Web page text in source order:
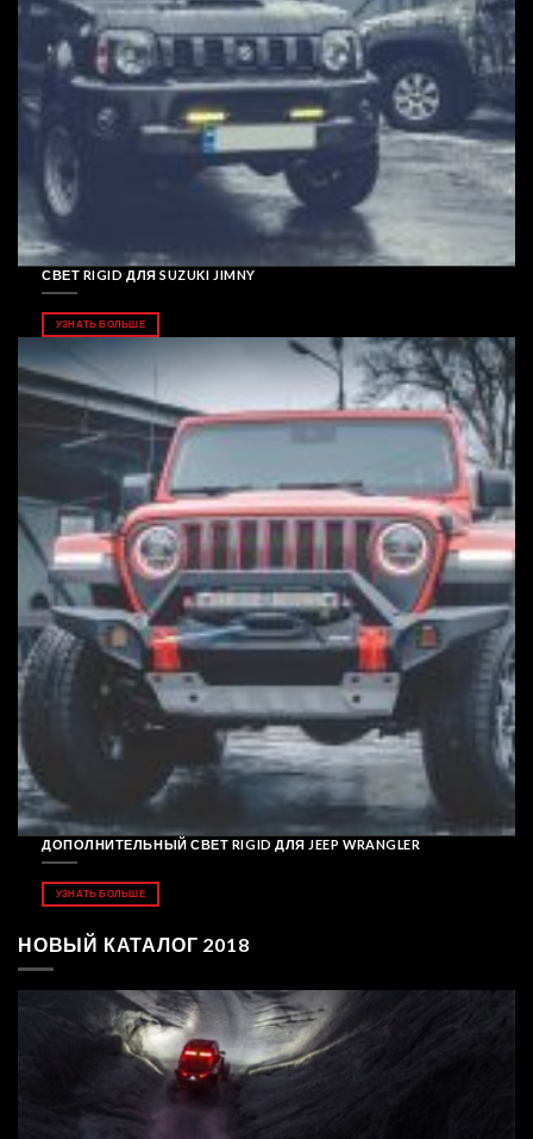
СВЕТ RIGID ДЛЯ SUZUKI JIMNY
УЗНАТЬ БОЛЬШЕ
ДОПОЛНИТЕЛЬНЫЙ СВЕТ RIGID ДЛЯ JEEP WRANGLER
УЗНАТЬ БОЛЬШЕ
НОВЫЙ КАТАЛОГ 2018